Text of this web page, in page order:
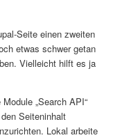
Seite einen zweiten
etwas schwer getan
Vielleicht hilft es ja
„Search API“
Seiteninhalt
Lokal arbeite